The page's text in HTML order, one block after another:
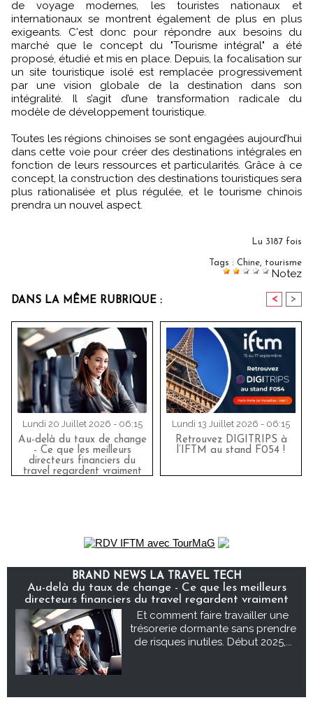
de voyage modernes, les touristes nationaux et
internationaux se montrent également de plus en plus
exigeants. C'est donc pour répondre aux besoins du
marché que le concept du "Tourisme intégral" a été
proposé, étudié et mis en place. Depuis, la focalisation sur
un site touristique isolé est remplacée progressivement
par une vision globale de la destination dans son
intégralité. Il s’agit d’une transformation radicale du
modèle de développement touristique.
Toutes les régions chinoises se sont engagées aujourd’hui
dans cette voie pour créer des destinations intégrales en
fonction de leurs ressources et particularités. Grâce à ce
concept, la construction des destinations touristiques sera
plus rationalisée et plus régulée, et le tourisme chinois
prendra un nouvel aspect.
Lu 3187 fois
Tags : Chine, tourisme
Notez
DANS LA MÊME RUBRIQUE : < >
Lundi 20 Juillet 2026 - 06:15
Au-delà du taux de change
- Ce que les meilleurs
directeurs financiers du
travel regardent vraiment
Lundi 13 Juillet 2026 - 06:15
Retrouvez DIGITRIPS à
l’IFTM au stand F054 !
BRAND NEWS LA TRAVEL TECH
Au-delà du taux de change - Ce que les meilleurs
directeurs financiers du travel regardent vraiment
Et comment faire travailler une
trésorerie dormante sans prendre
de risques inutiles. Début 2025,...